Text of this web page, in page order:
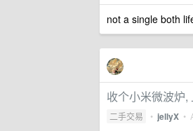
not a single both
收个小米微波炉
二手交易 • jellyX •